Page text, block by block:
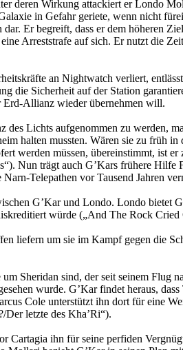
deren Wirkung attackiert er Londo
in Gefahr geriete, wenn nicht
Er begreift, dass er dem höheren
Arreststrafe auf sich. Er nutzt die
an Nightwatch verliert,
die Sicherheit auf der Station
Erd-Allianz wieder übernehmen will.
Lichts aufgenommen zu werden,
halten mussten. Wären sie zu
werden müssen, übereinstimmt,
Nun trägt auch G’Kars frühere
Telepathen vor Tausend Jahren
G’Kar und Londo. Londo
würde („And The Rock
liefern um sie im Kampf gegen die
Sheridan sind, der seit seinem Flug
wurde. G’Kar findet heraus,
Cole unterstützt ihn dort für eine
Der letzte des Kha’Ri“).
Cartagia ihn für seine perfiden